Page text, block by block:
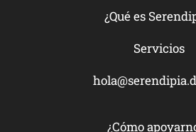
¿Qué es
Servicios
¿Cómo